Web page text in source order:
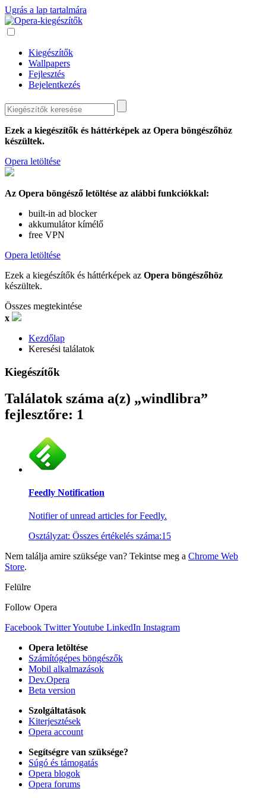
Ugrás a lap tartalmára
Kiegészítők
Wallpapers
Fejlesztés
Bejelentkezés
Ezek a kiegészítők és háttérképek az Opera böngészőhöz
készültek.
Opera letöltése
Az Opera böngésző letöltése az alábbi funkciókkal:
built-in ad blocker
akkumulátor kímélő
free VPN
Opera letöltése
Ezek a kiegészítők és háttérképek az Opera böngészőhöz
készültek.
Összes megtekintése
x
Kezdőlap
Keresési találatok
Kiegészítők
Találatok száma a(z) „windlibra”
fejlesztőre: 1
Feedly Notification
Notifier of unread articles for Feedly.
Osztályzat: Összes értékelés száma:15
Nem találja amire szüksége van? Tekintse meg a Chrome Web
Store.
Felülre
Follow Opera
Facebook TwitterYoutube LinkedIn Instagram
Opera letöltése
Számítógépes böngészők
Mobil alkalmazások
Dev.Opera
Beta version
Szolgáltatások
Kiterjesztések
Opera account
Segítségre van szüksége?
Súgó és támogatás
Opera blogok
Opera forums